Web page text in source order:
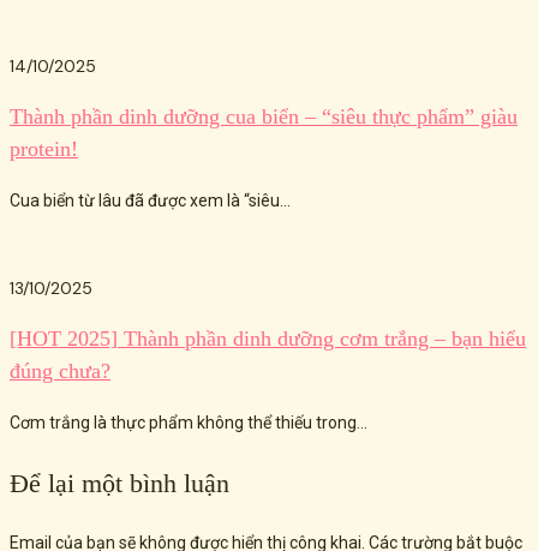
14/10/2025
Thành phần dinh dưỡng cua biển – “siêu thực phẩm” giàu
protein!
Cua biển từ lâu đã được xem là “siêu...
13/10/2025
[HOT 2025] Thành phần dinh dưỡng cơm trắng – bạn hiểu
đúng chưa?
Cơm trắng là thực phẩm không thể thiếu trong...
Để lại một bình luận
Email của bạn sẽ không được hiển thị công khai. Các trường bắt buộc